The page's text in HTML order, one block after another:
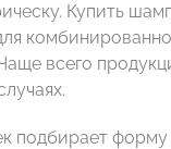
Купить
всего
подбирает форму